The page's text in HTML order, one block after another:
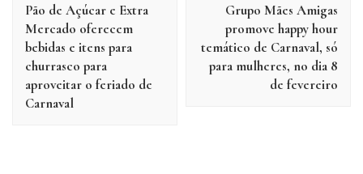
post
Pão de Açúcar e Extra
Mercado oferecem
bebidas e itens para
churrasco para
aproveitar o feriado de
Carnaval
Grupo Mães Amigas
promove happy hour
temático de Carnaval, só
para mulheres, no dia 8
de fevereiro